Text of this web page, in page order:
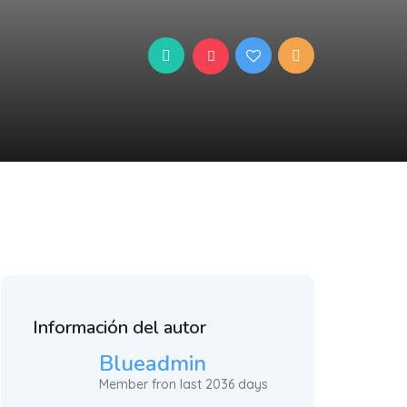
Información del autor
Blueadmin
Member fron last 2036 days